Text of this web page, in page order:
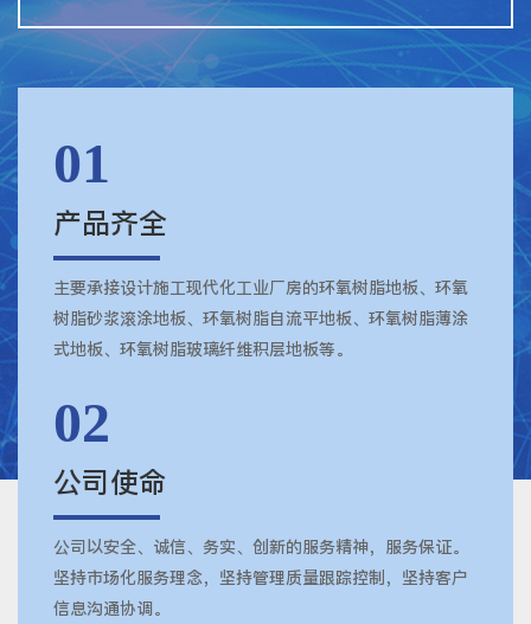
01
产品齐全
主要承接设计施工现代化工业厂房的环氧树脂地板、环氧
树脂砂浆滚涂地板、环氧树脂自流平地板、环氧树脂薄涂
式地板、环氧树脂玻璃纤维积层地板等。
02
公司使命
公司以安全、诚信、务实、创新的服务精神，服务保证。
坚持市场化服务理念，坚持管理质量跟踪控制，坚持客户
信息沟通协调。